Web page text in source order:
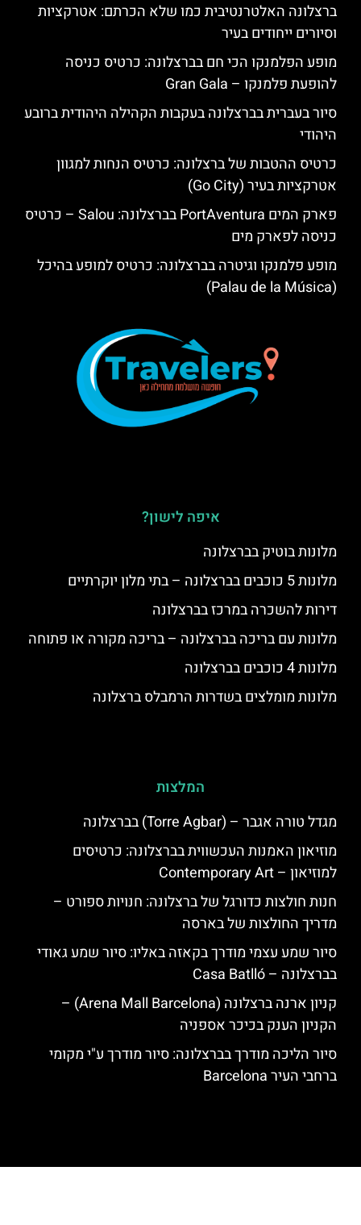
ברצלונה האלטרנטיבית כמו שלא הכרתם: אטרקציות
וסיורים ייחודים בעיר
מופע הפלמנקו הכי חם בברצלונה: כרטיס כניסה
להופעת פלמנקו – Gran Gala
סיור בעברית בברצלונה בעקבות הקהילה היהודית ברובע
היהודי
כרטיס ההטבות של ברצלונה: כרטיס הנחות למגוון
אטרקציות בעיר (Go City)
פארק המים PortAventura בברצלונה: Salou – כרטיס
כניסה לפארק מים
מופע פלמנקו וגיטרה בברצלונה: כרטיס למופע בהיכל
(Palau de la Música)
איפה לישון?
מלונות בוטיק בברצלונה
מלונות 5 כוכבים בברצלונה – בתי מלון יוקרתיים
דירות להשכרה במרכז בברצלונה
מלונות עם בריכה בברצלונה – בריכה מקורה או פתוחה
מלונות 4 כוכבים בברצלונה
מלונות מומלצים בשדרות הרמבלס ברצלונה
המלצות
מגדל טורה אגבר – (‪Torre Agbar‬) בברצלונה
מוזיאון האמנות העכשווית בברצלונה: כרטיסים
למוזיאון – Contemporary Art
חנות חולצות כדורגל של ברצלונה: חנויות ספורט –
מדריך החולצות של בארסה
סיור שמע עצמי מודרך בקאזה באליו: סיור שמע גאודי
בברצלונה – Casa Batlló
קניון ארנה ברצלונה (Arena Mall Barcelona) –
הקניון הענק בכיכר אספניה
סיור הליכה מודרך בברצלונה: סיור מודרך ע"י מקומי
ברחבי העיר Barcelona